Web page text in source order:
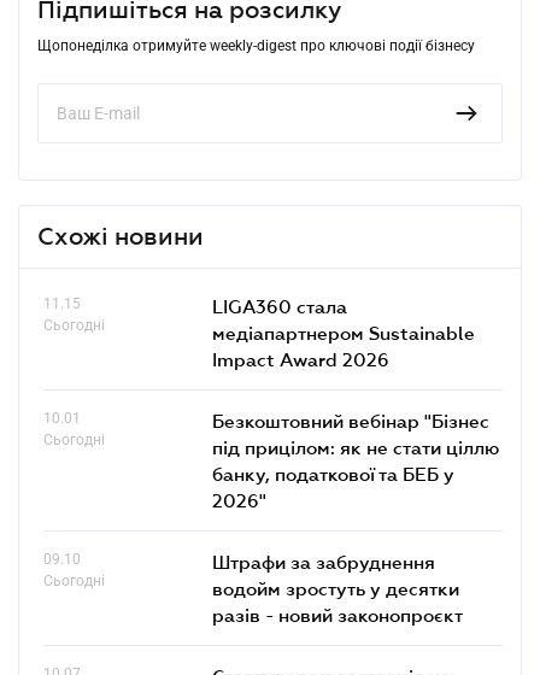
Підпишіться на розсилку
Щопонеділка отримуйте weekly-digest про ключові події бізнесу
Схожі новини
11.15
Сьогодні
LIGA360 стала
медіапартнером Sustainable
Impact Award 2026
10.01
Сьогодні
Безкоштовний вебінар "Бізнес
під прицілом: як не стати ціллю
банку, податкової та БЕБ у
2026"
09.10
Сьогодні
Штрафи за забруднення
водойм зростуть у десятки
разів - новий законопроєкт